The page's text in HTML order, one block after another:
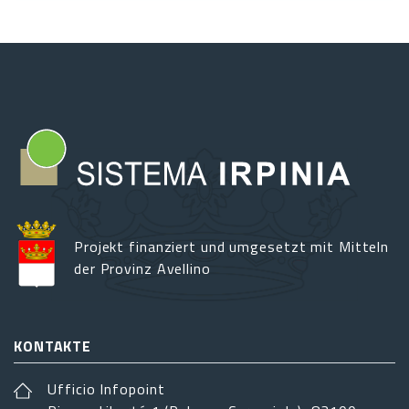
Projekt finanziert und umgesetzt mit Mitteln
der Provinz Avellino
KONTAKTE
Ufficio Infopoint